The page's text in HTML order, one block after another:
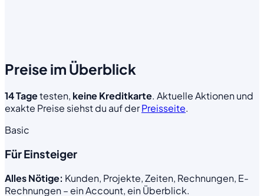
Preise im Überblick
14 Tagetesten, keine Kreditkarte. Aktuelle Aktionen und
exakte Preise siehst du auf derPreisseite.
Basic
Für Einsteiger
Alles Nötige: Kunden, Projekte, Zeiten, Rechnungen, E-
Rechnungen – ein Account, ein Überblick.